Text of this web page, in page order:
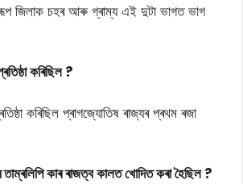
জিলাক চহৰ আৰু গ্ৰাম্য এই দুটা ভাগত ভাগ
কৰিছিল ?
কৰিছিল প্ৰাগজ্যোতিষ ৰাজ্যৰ প্ৰথম ৰজা
কাৰ ৰাজত্ব কালত খোদিত কৰা হৈছিল ?